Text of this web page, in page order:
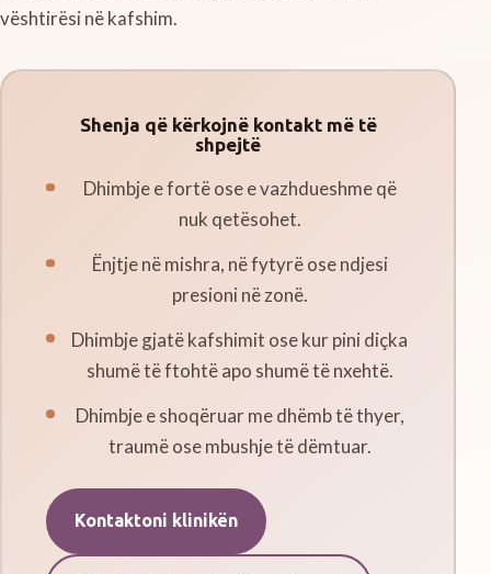
vështirësi në kafshim.
Shenja që kërkojnë kontakt më të
shpejtë
Dhimbje e fortë ose e vazhdueshme që
nuk qetësohet.
Ënjtje në mishra, në fytyrë ose ndjesi
presioni në zonë.
Dhimbje gjatë kafshimit ose kur pini diçka
shumë të ftohtë apo shumë të nxehtë.
Dhimbje e shoqëruar me dhëmb të thyer,
traumë ose mbushje të dëmtuar.
Kontaktoni klinikën